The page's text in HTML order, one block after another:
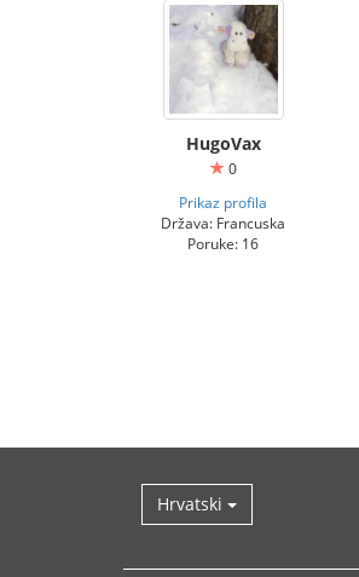
HugoVax
0
Prikaz profila
Država: Francuska
Poruke: 16
Hrvatski